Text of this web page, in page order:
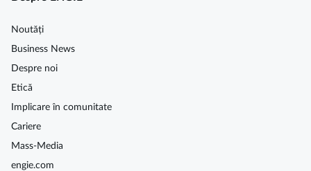
Noutăți
Business News
Despre noi
Etică
Implicare în comunitate
Cariere
Mass-Media
engie.com